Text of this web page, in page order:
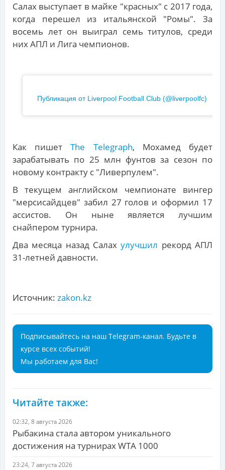
Салах выступает в майке "красных" с 2017 года,
когда перешел из итальянской "Ромы". За
восемь лет он выиграл семь титулов, среди
них АПЛ и Лига чемпионов.
Публикация от Liverpool Football Club (@liverpoolfc)
Как пишетThe Telegraph, Мохамед будет
зарабатывать по 25 млн фунтов за сезон по
новому контракту с "Ливерпулем".
В текущем английском чемпионате вингер
"мерсисайдцев" забил 27 голов и оформил 17
ассистов. Он ныне является лучшим
снайпером турнира.
Два месяца назад Салахулучшил рекорд АПЛ
31-летней давности.
Источник: zakon.kz
Подписывайтесь на наш Telegram-канал. Будьте в
курсе всех событий!
Мы работаем для Вас!
Читайте также:
02:32, 8 августа 2026
Рыбакина стала автором уникального
достижения на турнирах WTA 1000
23:24, 7 августа 2026